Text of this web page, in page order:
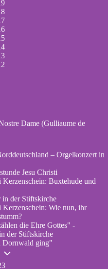
Dame (Gulliaume de
– Orgelkonzert in
Jesu Christi
Kerzenschein: Buxtehude und
der Stiftskirche
Kerzenschein: Wie nun, ihr
die Ehre Gottes" -
der Stiftskirche
Dornwald ging"
Unternavigation